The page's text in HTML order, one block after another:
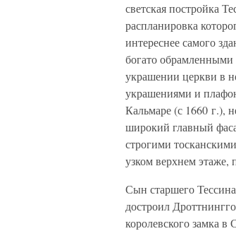
светская постройка
распланировка
интереснее самого
богато
украшении церкви в
украшениями и
Кальмаре (с 1660 г.),
широкий главный
строгими
узком верхнем этаже,
Сын старшего
достроил
королевского замка